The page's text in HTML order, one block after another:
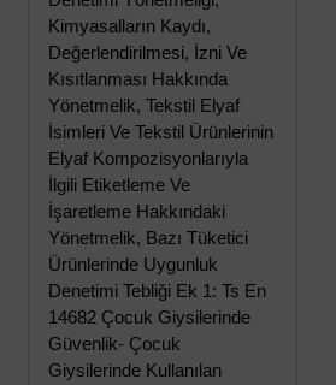
Kimyasalların Kaydı,
Değerlendirilmesi, İzni Ve
Kısıtlanması Hakkında
Yönetmelik, Tekstil Elyaf
İsimleri Ve Tekstil Ürünlerinin
Elyaf Kompozisyonlarıyla
İlgili Etiketleme Ve
İşaretleme Hakkındaki
Yönetmelik, Bazı Tüketici
Ürünlerinde Uygunluk
Denetimi Tebliği Ek 1: Ts En
14682 Çocuk Giysilerinde
Güvenlik- Çocuk
Giysilerinde Kullanılan